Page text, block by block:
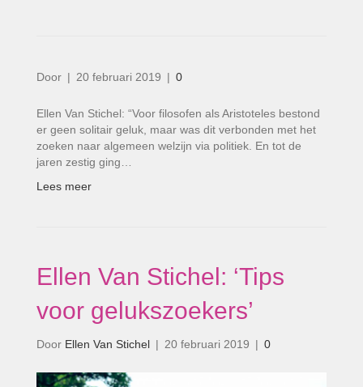
Door | 20 februari 2019 | 0
Ellen Van Stichel: “Voor filosofen als Aristoteles bestond
er geen solitair geluk, maar was dit verbonden met het
zoeken naar algemeen welzijn via politiek. En tot de
jaren zestig ging…
Lees meer
Ellen Van Stichel: ‘Tips
voor gelukszoekers’
Door Ellen Van Stichel | 20 februari 2019 | 0